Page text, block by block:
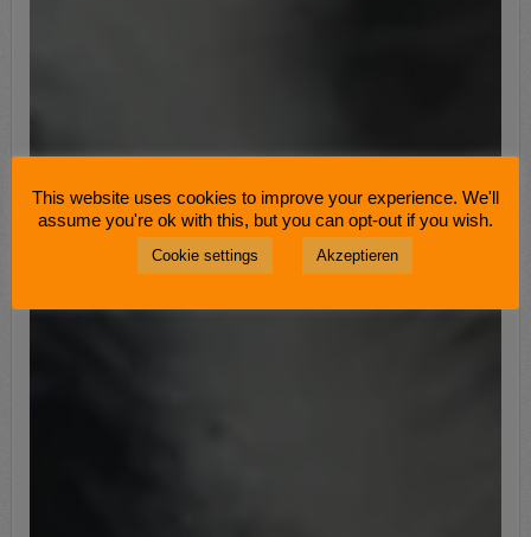
This website uses cookies to improve your experience. We'll
assume you're ok with this, but you can opt-out if you wish.
Cookie settings Akzeptieren